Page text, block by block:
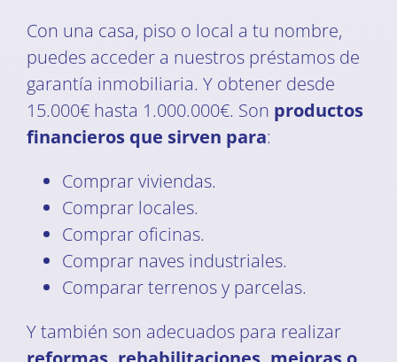
Con una casa, piso o local a tu nombre,
puedes acceder a nuestros préstamos de
garantía inmobiliaria. Y obtener desde
15.000€ hasta 1.000.000€. Son productos
financieros que sirven para:
Comprar viviendas.
Comprar locales.
Comprar oficinas.
Comprar naves industriales.
Comparar terrenos y parcelas.
Y también son adecuados para realizar